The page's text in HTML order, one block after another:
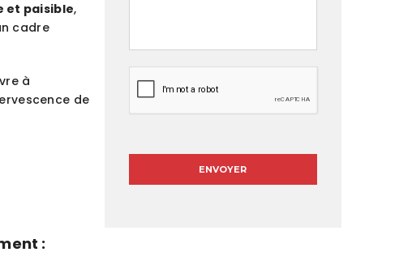
et paisible,
cadre
à
de
: